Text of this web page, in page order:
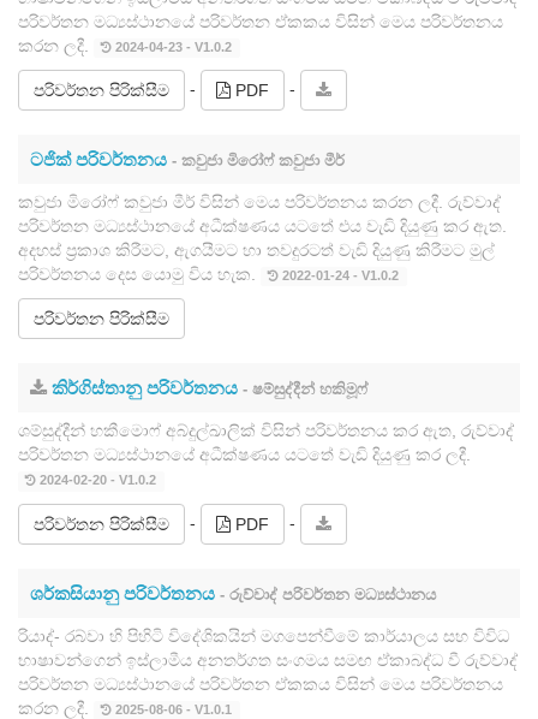
පරිවර්තන මධ්‍යස්ථානයේ පරිවර්තන ඒකකය විසින් මෙය පරිවර්තනය
කරන ලදී.
2024-04-23 - V1.0.2
පරිවර්තන පිරික්සීම - PDF -
ටජික් පරිවර්තනය - කවුජා මිරෝෆ් කවුජා මීර්
කවුජා මිරෝෆ් කවුජා මීර් විසින් මෙය පරිවර්තනය කරන ලදී. රුව්වාද්
පරිවර්තන මධ්‍යස්ථානයේ අධීක්ෂණය යටතේ එය වැඩි දියුණු කර ඇත.
අදහස් ප්‍රකාශ කිරීමට, ඇගයීමට හා තවදුරටත් වැඩි දියුණු කිරීමට මුල්
පරිවර්තනය දෙස යොමු විය හැක.
2022-01-24 - V1.0.2
පරිවර්තන පිරික්සීම
කිර්ගිස්තානු පරිවර්තනය - ෂම්සුද්දීන් හකිමූෆ්
ශම්සුද්දීන් හකීමොෆ් අබ්දුල්ඛාලික් විසින් පරිවර්තනය කර ඇත, රුව්වාද්
පරිවර්තන මධ්‍යස්ථානයේ අධීක්ෂණය යටතේ වැඩි දියුණු කර ලදී.
2024-02-20 - V1.0.2
පරිවර්තන පිරික්සීම - PDF -
ශර්කසියානු පරිවර්තනය - රුව්වාද් පරිවර්තන මධ්‍යස්ථානය
රියාද්- රබ්වා හි පිහිටි විදේශිකයින් මගපෙන්වීමේ කාර්යාලය සහ විවිධ
භාෂාවන්ගෙන් ඉස්ලාමීය අනතර්ගත සංගමය සමඟ ඒකාබද්ධ වී රුව්වාද්
පරිවර්තන මධ්‍යස්ථානයේ පරිවර්තන ඒකකය විසින් මෙය පරිවර්තනය
කරන ලදී.
2025-08-06 - V1.0.1